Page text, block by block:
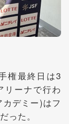
権最終日は3
リーナで行わ
デミー)はフ
った。